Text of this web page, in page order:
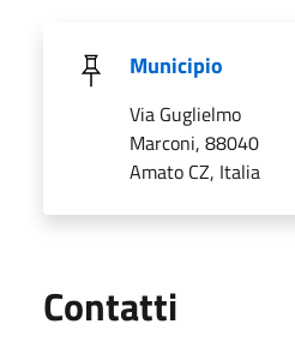
Municipio
Via Guglielmo
Marconi, 88040
Amato CZ, Italia
Contatti